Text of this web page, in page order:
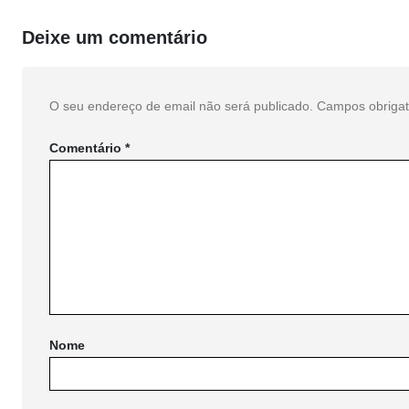
Deixe um comentário
O seu endereço de email não será publicado. Campos
Comentário *
Nome